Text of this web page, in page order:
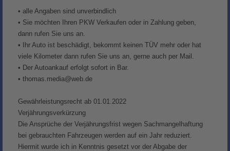
• alle Angaben sind unverbindlich
• Sie möchten Ihren PKW Verkaufen oder in Zahlung geben,
dann rufen Sie uns an.
• Ihr Auto ist beschädigt, bekommt keinen TÜV mehr oder hat
viele Kilometer dann rufen Sie uns an, gerne auch per Mail.
• Der Autoankauf erfolgt sofort in Bar.
• thomas.media@web.de
Gewährleistungsrecht ab 01.01.2022
Verjährungsverkürzung
Die Ansprüche der Verjährungsfrist wegen Sachmangelhaftung
bei gebrauchten Fahrzeugen werden auf ein Jahr reduziert.
Hiermit wurde ich in Kenntnis gesetzt vor der Abgabe der